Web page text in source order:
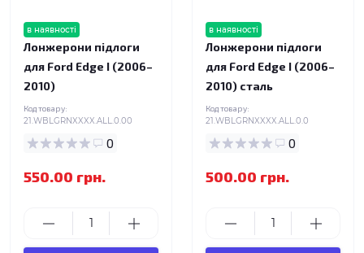
в наявності
Лонжерони підлоги
для Ford Edge I (2006–
2010)
Код товару:
21.WBLGRNXXXX.ALL.0.00
0
550.00 грн.
в наявності
Лонжерони підлоги
для Ford Edge I (2006–
2010) сталь
Код товару:
21.WBLGRNXXXX.ALL.0.0
0
500.00 грн.